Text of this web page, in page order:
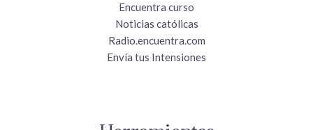
Encuentra curso
Noticias católicas
Radio.encuentra.com
Envía tus Intensiones